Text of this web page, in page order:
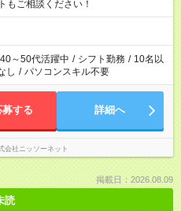
もご相談ください！
40～50代活躍中 / シフト勤務 / 10名以
し / パソコンスキル不要
募する 詳細へ
会社ニッソーネット
掲載日：2026.08.09
読